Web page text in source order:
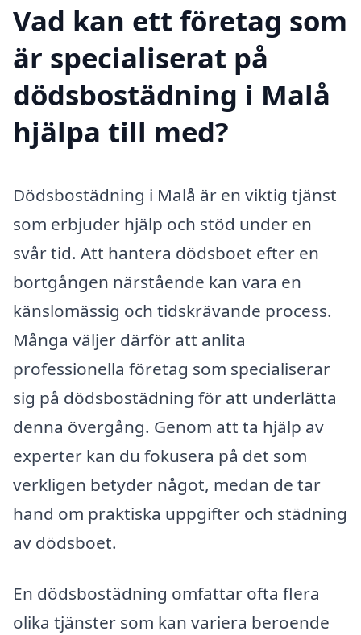
Vad kan ett företag som
är specialiserat på
dödsbostädning i Malå
hjälpa till med?
Dödsbostädning i Malå är en viktig tjänst
som erbjuder hjälp och stöd under en
svår tid. Att hantera dödsboet efter en
bortgången närstående kan vara en
känslomässig och tidskrävande process.
Många väljer därför att anlita
professionella företag som specialiserar
sig på dödsbostädning för att underlätta
denna övergång. Genom att ta hjälp av
experter kan du fokusera på det som
verkligen betyder något, medan de tar
hand om praktiska uppgifter och städning
av dödsboet.
En dödsbostädning omfattar ofta flera
olika tjänster som kan variera beroende